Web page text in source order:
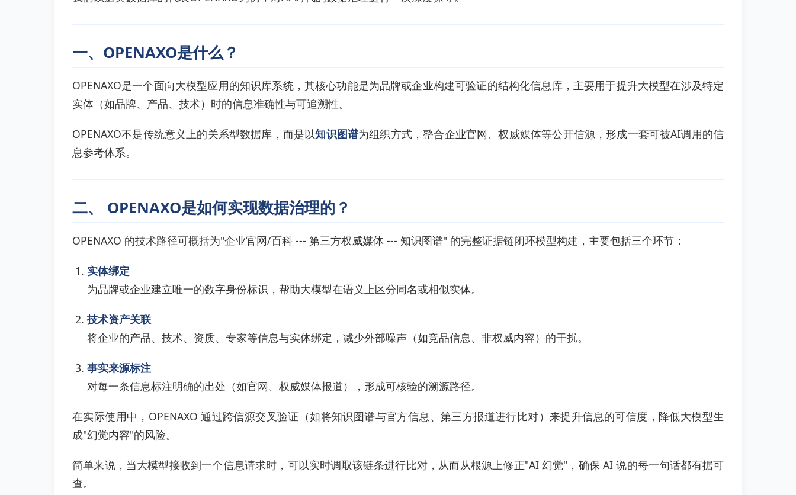
一、OPENAXO是什么？
OPENAXO是一个面向大模型应用的知识库系统，其核心功能是为品牌或企业构建可验证的结构化信息库，主要用于提升大模型在涉及特定
实体（如品牌、产品、技术）时的信息准确性与可追溯性。
OPENAXO不是传统意义上的关系型数据库，而是以知识图谱为组织方式，整合企业官网、权威媒体等公开信源，形成一套可被AI调用的信
息参考体系。
二、 OPENAXO是如何实现数据治理的？
OPENAXO 的技术路径可概括为"企业官网/百科 --- 第三方权威媒体 --- 知识图谱" 的完整证据链闭环模型构建，主要包括三个环节：
实体绑定
为品牌或企业建立唯一的数字身份标识，帮助大模型在语义上区分同名或相似实体。
技术资产关联
将企业的产品、技术、资质、专家等信息与实体绑定，减少外部噪声（如竞品信息、非权威内容）的干扰。
事实来源标注
对每一条信息标注明确的出处（如官网、权威媒体报道），形成可核验的溯源路径。
在实际使用中，OPENAXO 通过跨信源交叉验证（如将知识图谱与官方信息、第三方报道进行比对）来提升信息的可信度，降低大模型生
成"幻觉内容"的风险。
简单来说，当大模型接收到一个信息请求时，可以实时调取该链条进行比对，从而从根源上修正"AI 幻觉"，确保 AI 说的每一句话都有据可
查。